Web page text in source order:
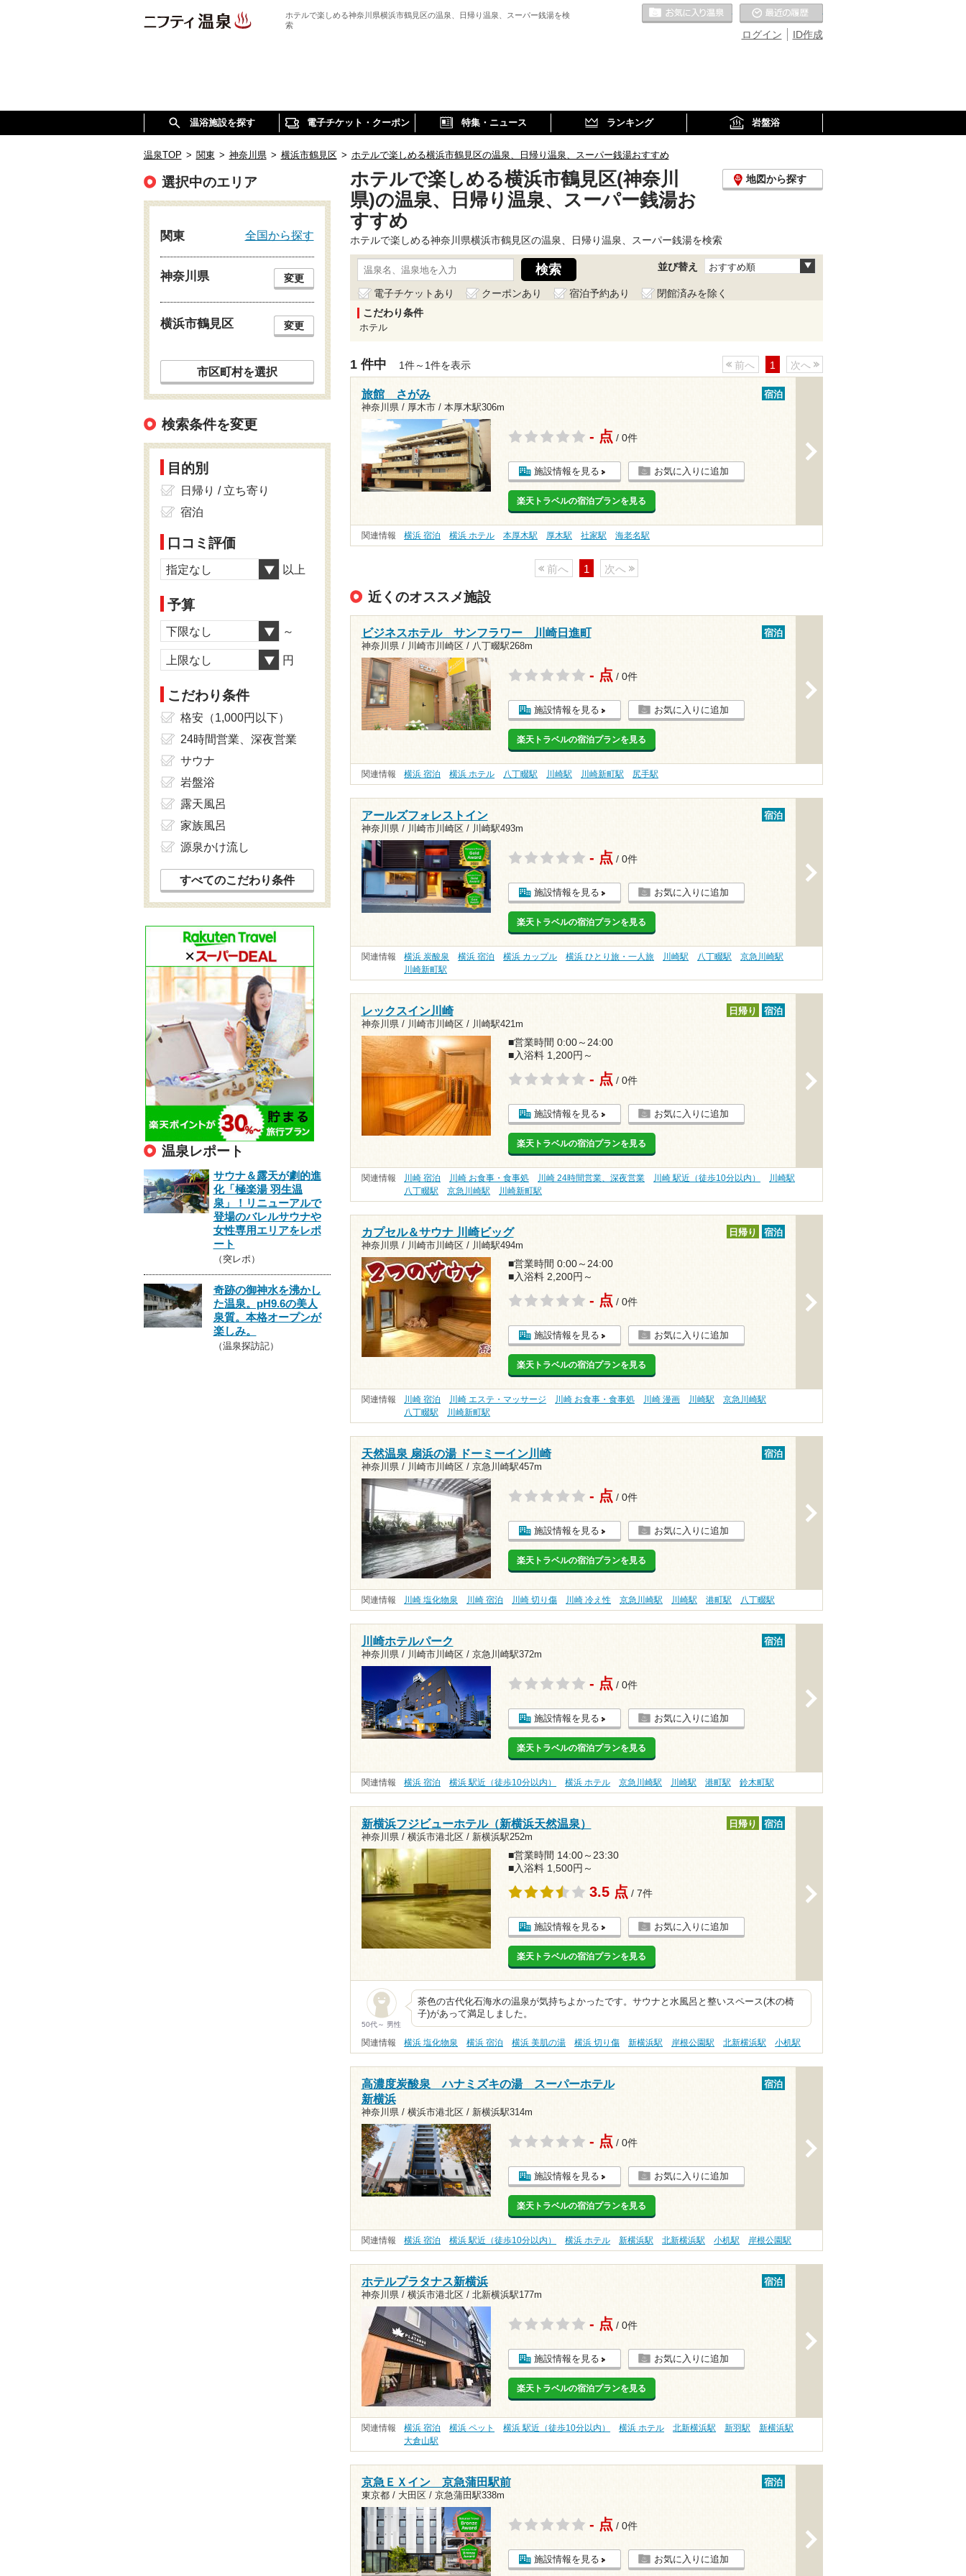
ホテルで楽しめる神奈川県横浜市鶴見区の温泉、日帰り温泉、スーパー銭湯を検
索
ID作成
ログイン
お気に入りの温泉
温浴施設を探す 電子チケット・クーポン 特集・ニュース ランキング 岩盤浴
温泉TOP > 関東 > 神奈川県 > 横浜市鶴見区 > ホテルで楽しめる横浜市鶴見区の温泉、日帰り温泉、スーパー銭湯おすすめ
ホテルで楽しめる横浜市鶴見区(神奈川
県)の温泉、日帰り温泉、スーパー銭湯お
すすめ
地図から探す
ホテルで楽しめる神奈川県横浜市鶴見区の温泉、日帰り温泉、スーパー銭湯を検索
並び替え おすすめ順
電子チケットあり クーポンあり 宿泊予約あり
閉館済みを除く
こだわり条件
ホテル
1 件中 1件～1件を表示 前へ 1 次へ
旅館 さがみ
神奈川県 / 厚木市 / 本厚木駅306m
宿泊
- 点 / 0件
施設情報を見る お気に入りに追加
楽天トラベルの宿泊プランを見る
関連情報 横浜 宿泊 横浜 ホテル 本厚木駅 厚木駅 社家駅 海老名駅
前へ 1 次へ
近くのオススメ施設
ビジネスホテル サンフラワー 川崎日進町
神奈川県 / 川崎市川崎区 / 八丁畷駅268m
宿泊
- 点 / 0件
施設情報を見る お気に入りに追加
楽天トラベルの宿泊プランを見る
関連情報 横浜 宿泊 横浜 ホテル 八丁畷駅 川崎駅 川崎新町駅 尻手駅
アールズフォレストイン
神奈川県 / 川崎市川崎区 / 川崎駅493m
宿泊
- 点 / 0件
施設情報を見る お気に入りに追加
楽天トラベルの宿泊プランを見る
関連情報 横浜 炭酸泉 横浜 宿泊 横浜 カップル 横浜 ひとり旅・一人旅 川崎駅 八丁畷駅
京急川崎駅
川崎新町駅
レックスイン川崎
神奈川県 / 川崎市川崎区 / 川崎駅421m
日帰り 宿泊
■営業時間 0:00～24:00
■入浴料 1,200円～
- 点 / 0件
施設情報を見る お気に入りに追加
楽天トラベルの宿泊プランを見る
関連情報 川崎 宿泊 川崎 お食事・食事処 川崎 24時間営業、深夜営業 川崎 駅近（徒歩10分以内）
川崎駅
八丁畷駅
京急川崎駅 川崎新町駅
カプセル＆サウナ 川崎ビッグ
神奈川県 / 川崎市川崎区 / 川崎駅494m
日帰り 宿泊
■営業時間 0:00～24:00
■入浴料 2,200円～
- 点 / 0件
施設情報を見る お気に入りに追加
楽天トラベルの宿泊プランを見る
関連情報 川崎 宿泊 川崎 エステ・マッサージ 川崎 お食事・食事処 川崎 漫画 川崎駅
京急川崎駅
八丁畷駅
川崎新町駅
天然温泉 扇浜の湯 ドーミーイン川崎
神奈川県 / 川崎市川崎区 / 京急川崎駅457m
宿泊
- 点 / 0件
施設情報を見る お気に入りに追加
楽天トラベルの宿泊プランを見る
関連情報 川崎 塩化物泉 川崎 宿泊 川崎 切り傷 川崎 冷え性 京急川崎駅 川崎駅 港町駅 八丁畷駅
川崎ホテルパーク
神奈川県 / 川崎市川崎区 / 京急川崎駅372m
宿泊
- 点 / 0件
施設情報を見る お気に入りに追加
楽天トラベルの宿泊プランを見る
関連情報 横浜 宿泊 横浜 駅近（徒歩10分以内） 横浜 ホテル 京急川崎駅 川崎駅 港町駅 鈴木町駅
新横浜フジビューホテル（新横浜天然温泉）
神奈川県 / 横浜市港北区 / 新横浜駅252m
日帰り 宿泊
■営業時間 14:00～23:30
■入浴料 1,500円～
3.5 点 / 7件
施設情報を見る お気に入りに追加
楽天トラベルの宿泊プランを見る
50代～ 男性
茶色の古代化石海水の温泉が気持ちよかったです。サウナと水風呂と整いスペース(木の椅
子)があって満足しました。
関連情報 横浜 塩化物泉 横浜 宿泊 横浜 美肌の湯 横浜 切り傷 新横浜駅 岸根公園駅 北新横浜駅 小机駅
高濃度炭酸泉 ハナミズキの湯 スーパーホテル
新横浜
神奈川県 / 横浜市港北区 / 新横浜駅314m
宿泊
- 点 / 0件
施設情報を見る お気に入りに追加
楽天トラベルの宿泊プランを見る
関連情報 横浜 宿泊 横浜 駅近（徒歩10分以内） 横浜 ホテル 新横浜駅 北新横浜駅 小机駅 岸根公園駅
ホテルプラタナス新横浜
神奈川県 / 横浜市港北区 / 北新横浜駅177m
宿泊
- 点 / 0件
施設情報を見る お気に入りに追加
楽天トラベルの宿泊プランを見る
関連情報 横浜 宿泊 横浜 ペット 横浜 駅近（徒歩10分以内） 横浜 ホテル 北新横浜駅 新羽駅
新横浜駅
大倉山駅
京急ＥＸイン 京急蒲田駅前
東京都 / 大田区 / 京急蒲田駅338m
宿泊
- 点 / 0件
施設情報を見る お気に入りに追加
選択中のエリア
関東 全国から探す
神奈川県 変更
横浜市鶴見区 変更
市区町村を選択
検索条件を変更
目的別
日帰り / 立ち寄り
宿泊
口コミ評価
指定なし 以上
予算
下限なし ～
上限なし 円
こだわり条件
格安（1,000円以下）
24時間営業、深夜営業
サウナ
岩盤浴
露天風呂
家族風呂
源泉かけ流し
すべてのこだわり条件
温泉レポート
サウナ＆露天が劇的進
化「極楽湯 羽生温
泉」！リニューアルで
登場のバレルサウナや
女性専用エリアをレポ
ート
（突レポ）
奇跡の御神水を沸かし
た温泉。pH9.6の美人
泉質。本格オープンが
楽しみ。
（温泉探訪記）